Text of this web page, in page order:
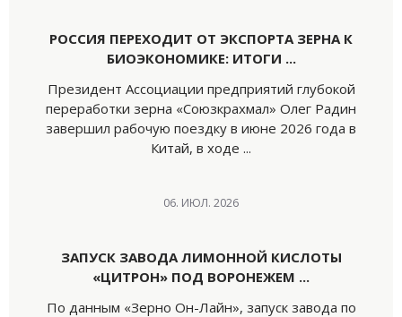
РОССИЯ ПЕРЕХОДИТ ОТ ЭКСПОРТА ЗЕРНА К
БИОЭКОНОМИКЕ: ИТОГИ ...
Президент Ассоциации предприятий глубокой
переработки зерна «Союзкрахмал» Олег Радин
завершил рабочую поездку в июне 2026 года в
Китай, в ходе ...
06. ИЮЛ. 2026
ЗАПУСК ЗАВОДА ЛИМОННОЙ КИСЛОТЫ
«ЦИТРОН» ПОД ВОРОНЕЖЕМ ...
По данным «Зерно Он-Лайн», запуск завода по